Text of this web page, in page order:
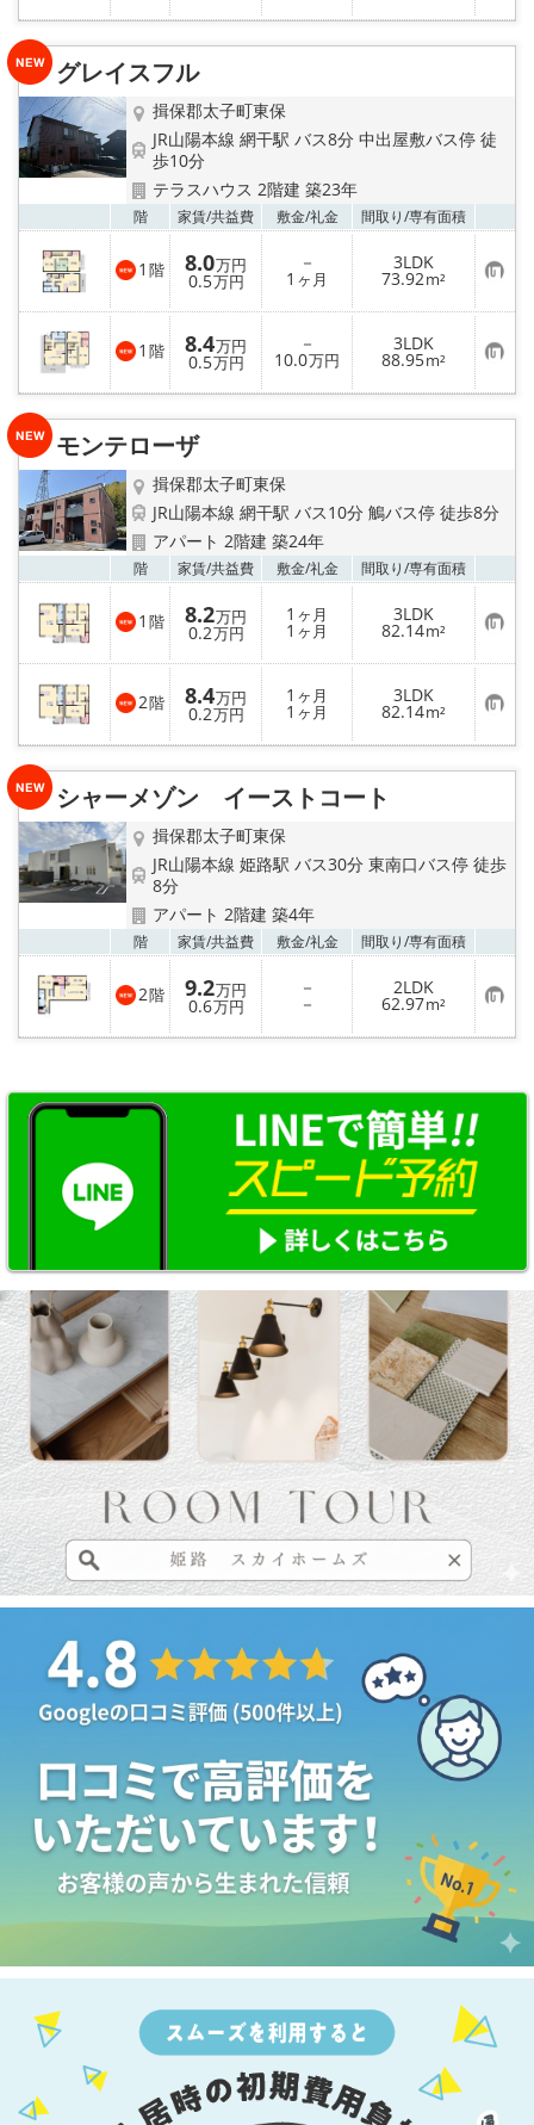
に
り
グレイスフル
揖保郡太子町東保
JR山陽本線 網干駅 バス8分 中出屋敷バス停 徒
歩10分
テラスハウス 2階建 築23年
階 家賃/共益費 敷金/礼金 間取り/専有面積
1 階 8.0万円
0.5万円
－
1 ヶ月
3LDK
73.92m² お
気
に
入
り
登
録
1 階 8.4万円
0.5万円
－
10.0万円
3LDK
88.95m² お
気
に
り
モンテローザ
揖保郡太子町東保
JR山陽本線 網干駅 バス10分 鵤バス停 徒歩8分
アパート 2階建 築24年
階 家賃/共益費 敷金/礼金 間取り/専有面積
1 階 8.2万円
0.2万円
1 ヶ月
1 ヶ月
3LDK
82.14m² お
気
に
入
り
登
録
2階 8.4万円
0.2万円
1 ヶ月
1 ヶ月
3LDK
82.14m² お
気
に
り
シャーメゾン イーストコート
揖保郡太子町東保
JR山陽本線 姫路駅 バス30分 東南口バス停 徒歩
8分
アパート 2階建 築4年
階 家賃/共益費 敷金/礼金 間取り/専有面積
2階 9.2万円
0.6万円
－
－
2LDK
62.97m² お
気
に